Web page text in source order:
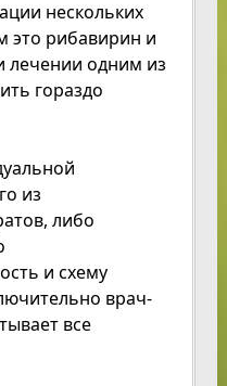
нескольких
это рибавирин и
лечении одним из
гораздо
из
либо
и схему
врач-
все